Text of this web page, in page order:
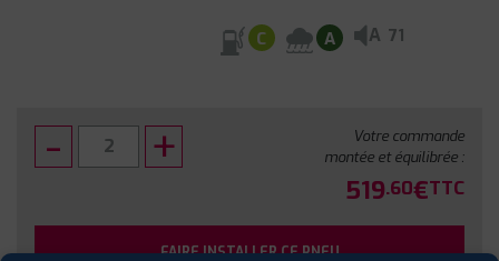
C A A 71
Votre commande
montée et équilibrée :
519.60€TTC
FAIRE INSTALLER CE PNEU